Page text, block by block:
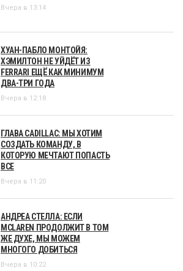
Вчера в 13:14
ХУАН-ПАБЛО МОНТОЙЯ:
ХЭМИЛТОН НЕ УЙДЁТ ИЗ
FERRARI ЕЩЁ КАК МИНИМУМ
ДВА-ТРИ ГОДА
Вчера в 12:18
ГЛАВА CADILLAC: МЫ ХОТИМ
СОЗДАТЬ КОМАНДУ, В
КОТОРУЮ МЕЧТАЮТ ПОПАСТЬ
ВСЕ
Вчера в 11:20
АНДРЕА СТЕЛЛА: ЕСЛИ
MCLAREN ПРОДОЛЖИТ В ТОМ
ЖЕ ДУХЕ, МЫ МОЖЕМ
МНОГОГО ДОБИТЬСЯ
Вчера в 10:22